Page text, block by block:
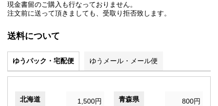
現金書留のご購入も行なっておりません。
注文前に送って頂きましても、受取り拒否致します。
送料について
ゆうパック・宅配便 ゆうメール・メール便
北海道 1,500円 青森県 800円